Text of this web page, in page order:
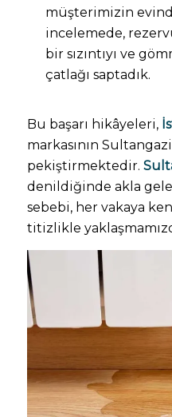
müşterimizin
incelemede,
bir sızıntıyı ve
çatlağı saptadık.
Bu başarı hikâyeleri,
markasının
pekiştirmektedir.
denildiğinde akla
sebebi, her vakaya
titizlikle